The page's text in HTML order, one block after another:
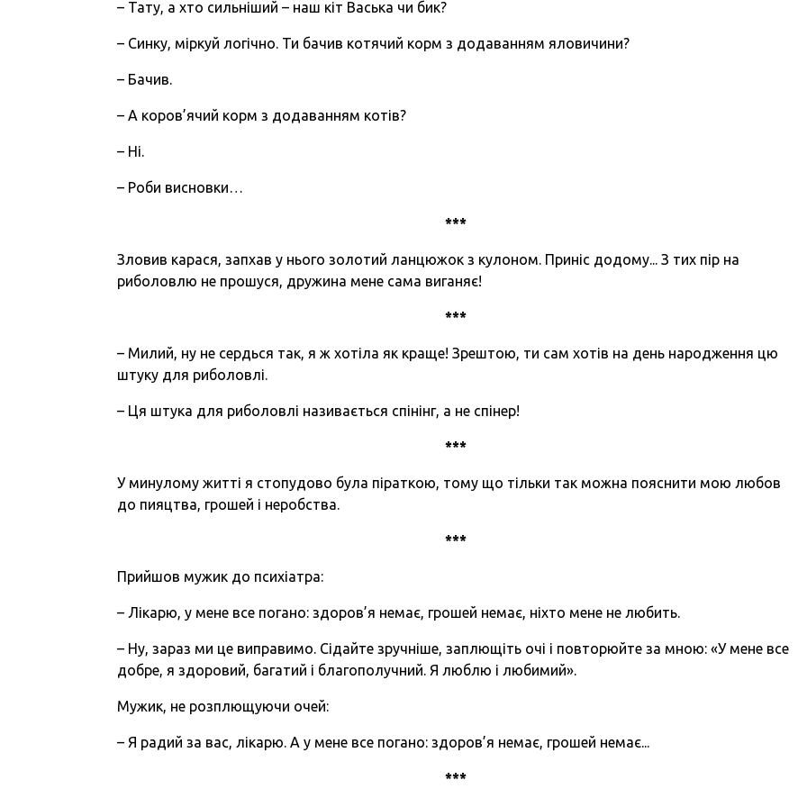
– Тату, а хто сильніший – наш кіт Васька чи бик?
– Синку, міркуй логічно. Ти бачив котячий корм з додаванням яловичини?
– Бачив.
– А коров’ячий корм з додаванням котів?
– Ні.
– Роби висновки…
***
Зловив карася, запхав у нього золотий ланцюжок з кулоном. Приніс додому... З тих пір на
риболовлю не прошуся, дружина мене сама виганяє!
***
– Милий, ну не сердься так, я ж хотіла як краще! Зрештою, ти сам хотів на день народження цю
штуку для риболовлі.
– Ця штука для риболовлі називається спінінг, а не спінер!
***
У минулому житті я стопудово була піраткою, тому що тільки так можна пояснити мою любов
до пияцтва, грошей і неробства.
***
Прийшов мужик до психіатра:
– Лікарю, у мене все погано: здоров’я немає, грошей немає, ніхто мене не любить.
– Ну, зараз ми це виправимо. Сідайте зручніше, заплющіть очі і повторюйте за мною: «У мене все
добре, я здоровий, багатий і благополучний. Я люблю і любимий».
Мужик, не розплющуючи очей:
– Я радий за вас, лікарю. А у мене все погано: здоров’я немає, грошей немає...
***